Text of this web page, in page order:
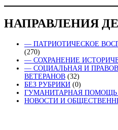
НАПРАВЛЕНИЯ
— ПАТРИОТИЧЕСКОЕ
(270)
— СОХРАНЕНИЕ
— СОЦИАЛЬНАЯ И
ВЕТЕРАНОВ (32)
БЕЗ РУБРИКИ (0)
ГУМАНИТАРНАЯ ПОМОЩЬ
НОВОСТИ И